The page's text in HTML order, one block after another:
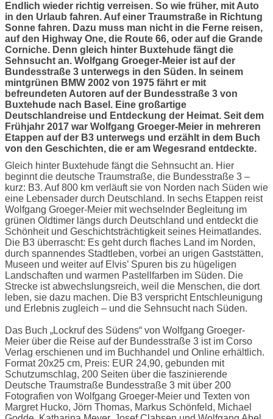
Endlich wieder richtig verreisen. So wie früher, mit Auto
in den Urlaub fahren. Auf einer Traumstraße in Richtung
Sonne fahren. Dazu muss man nicht in die Ferne reisen,
auf den Highway One, die Route 66, oder auf die Grande
Corniche. Denn gleich hinter Buxtehude fängt die
Sehnsucht an. Wolfgang Groeger-Meier ist auf der
Bundesstraße 3 unterwegs in den Süden. In seinem
mintgrünen BMW 2002 von 1975 fährt er mit
befreundeten Autoren auf der Bundesstraße 3 von
Buxtehude nach Basel. Eine großartige
Deutschlandreise und Entdeckung der Heimat. Seit dem
Frühjahr 2017 war Wolfgang Groeger-Meier in mehreren
Etappen auf der B3 unterwegs und erzählt in dem Buch
von den Geschichten, die er am Wegesrand entdeckte.
Gleich hinter Buxtehude fängt die Sehnsucht an. Hier
beginnt die deutsche Traumstraße, die Bundesstraße 3 –
kurz: B3. Auf 800 km verläuft sie von Norden nach Süden wie
eine Lebensader durch Deutschland. In sechs Etappen reist
Wolfgang Groeger-Meier mit wechselnder Begleitung im
grünen Oldtimer längs durch Deutschland und entdeckt die
Schönheit und Geschichtsträchtigkeit seines Heimatlandes.
Die B3 überrascht: Es geht durch flaches Land im Norden,
durch spannendes Stadtleben, vorbei an urigen Gaststätten,
Museen und weiter auf Elvis’ Spuren bis zu hügeligen
Landschaften und warmen Pastellfarben im Süden. Die
Strecke ist abwechslungsreich, weil die Menschen, die dort
leben, sie dazu machen. Die B3 verspricht Entschleunigung
und Erlebnis zugleich – und die Sehnsucht nach Süden.
Das Buch „Lockruf des Südens“ von Wolfgang Groeger-
Meier über die Reise auf der Bundesstraße 3 ist im Corso
Verlag erschienen und im Buchhandel und Online erhältlich.
Format 20x25 cm, Preis: EUR 24,90, gebunden mit
Schutzumschlag, 200 Seiten über die faszinierende
Deutsche Traumstraße Bundesstraße 3 mit über 200
Fotografien von Wolfgang Groeger-Meier und Texten von
Margret Hucko, Jörn Thomas, Markus Schönfeld, Michael